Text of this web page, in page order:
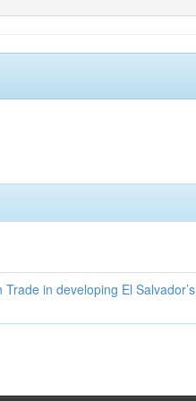
in developing El Salvador’s